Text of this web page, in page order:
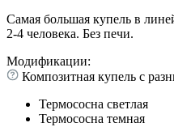
Самая большая купель в
2-4 человека. Без печи.
Модификации:
Композитная купель с
Термососна светлая
Термососна темная